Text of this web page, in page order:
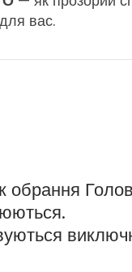
вас.
обрання